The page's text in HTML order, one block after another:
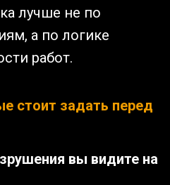
лучше не по
а по логике
работ.
стоит задать перед
вы видите на